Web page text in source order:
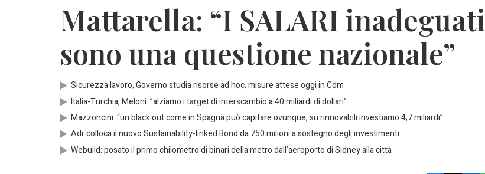
Mattarella: “I SALARI inadeguati
sono una questione nazionale”
Sicurezza lavoro, Governo studia risorse ad hoc, misure attese oggi in Cdm
Italia-Turchia, Meloni :”alziamo i target di interscambio a 40 miliardi di dollari”
Mazzoncini: “un black out come in Spagna può capitare ovunque, su rinnovabili investiamo 4,7 miliardi”
Adr colloca il nuovo Sustainability-linked Bond da 750 milioni a sostegno degli investimenti
Webuild: posato il primo chilometro di binari della metro dall’aeroporto di Sidney alla città